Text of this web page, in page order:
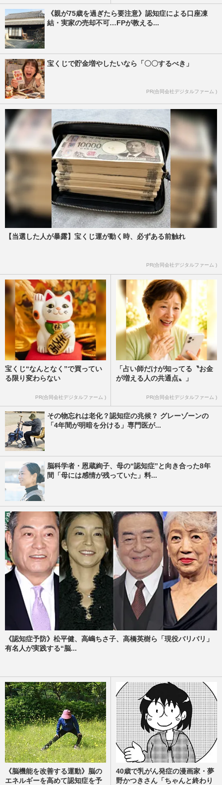
《親が75歳を過ぎたら要注意》認知症による口座凍
結・実家の売却不可…FPが教える...
宝くじで貯金増やしたいなら「〇〇するべき」
PR(合同会社デジタルファーム )
【当選した人が暴露】宝くじ運が動く時、必ずある前触れ
PR(合同会社デジタルファーム )
宝くじ“なんとなく”で買ってい
る限り変わらない
PR(合同会社デジタルファーム )
「占い師だけが知ってる〝お金
が増える人の共通点〟」
PR(合同会社デジタルファーム )
その物忘れは老化？認知症の兆候？ グレーゾーンの
「4年間が明暗を分ける」専門医が...
脳科学者・恩蔵絢子、母の“認知症”と向き合った8年
間「母には感情が残っていた」料...
《認知症予防》松平健、高嶋ちさ子、高橋英樹ら「現役バリバリ」
有名人が実践する“脳...
《脳機能を改善する運動》脳の
エネルギーを高めて認知症を予
40歳で乳がん発症の漫画家・夢
野かつきさん「ちゃんと終わり